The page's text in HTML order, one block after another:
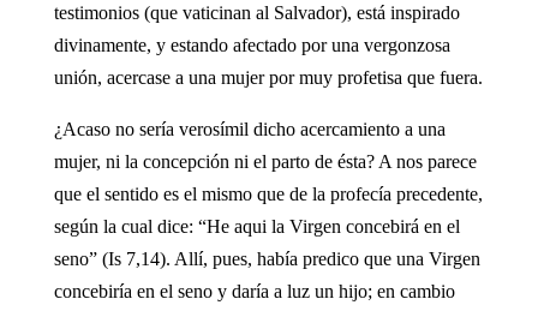
testimonios (que vaticinan al Salvador), está inspirado
divinamente, y estando afectado por una vergonzosa
unión, acercase a una mujer por muy profetisa que fuera.
¿Acaso no sería verosímil dicho acercamiento a una
mujer, ni la concepción ni el parto de ésta? A nos parece
que el sentido es el mismo que de la profecía precedente,
según la cual dice: “He aqui la Virgen concebirá en el
seno” (Is 7,14). Allí, pues, había predico que una Virgen
concebiría en el seno y daría a luz un hijo; en cambio